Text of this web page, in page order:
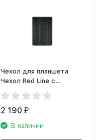
Чехол для планшета
Чехол Red Line с
силиконовой крышкой
для iPad 10,2 (2019)
черный
2 190₽
В наличии